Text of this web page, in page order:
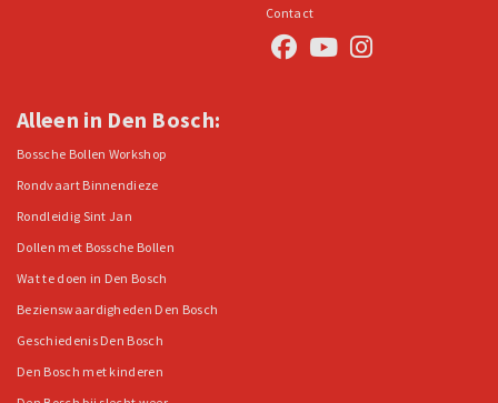
Contact
Alleen in Den Bosch:
Bossche Bollen Workshop
Rondvaart Binnendieze
Rondleidig Sint Jan
Dollen met Bossche Bollen
Wat te doen in Den Bosch
Bezienswaardigheden Den Bosch
Geschiedenis Den Bosch
Den Bosch met kinderen